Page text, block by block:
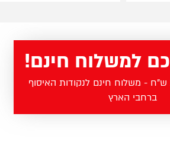
למשלוח חינם!
ברכישה מעל 100 ש"ח - משלוח חינם לנקודות האיסוף
ברחבי הארץ